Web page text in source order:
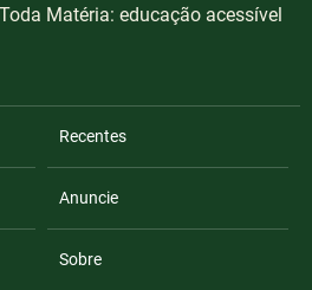
Matéria: educação acessível
Recentes
Anuncie
Sobre